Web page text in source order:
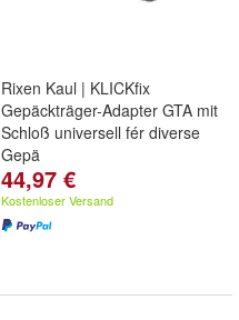
Rixen Kaul | KLICKfix
Gepäckträger-Adapter GTA mit
Schloß universell fér diverse
Gepä
44,97 €
Kostenloser Versand